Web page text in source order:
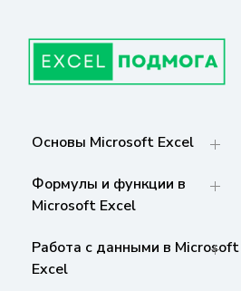
содержанию
СТРАНИЦА
путь к экспертности!
Основы Microsoft Excel
Формулы и функции в
Microsoft Excel
Работа с данными в Microsoft
Excel